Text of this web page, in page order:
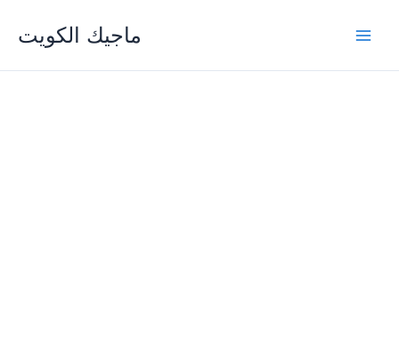
content
ماجيك الكويت